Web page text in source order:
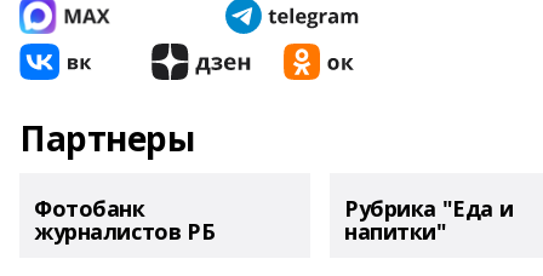
Партнеры
Фотобанк
журналистов РБ
Рубрика "Еда и
напитки"